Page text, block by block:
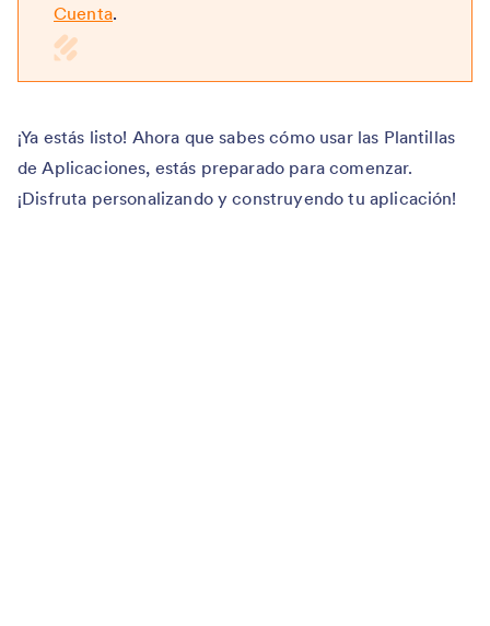
Cuenta.
¡Ya estás listo! Ahora que sabes cómo usar las Plantillas
de Aplicaciones, estás preparado para comenzar.
¡Disfruta personalizando y construyendo tu aplicación!